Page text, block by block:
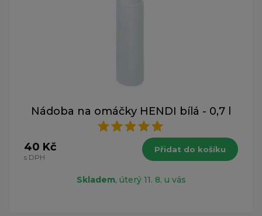
Nádoba na omáčky HENDI bílá - 0,7 l
40 Kč
s DPH
Přidat do košíku
Skladem, úterý 11. 8. u vás